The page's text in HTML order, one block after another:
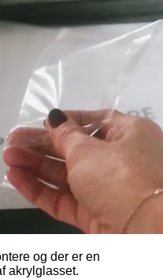
og der er en
akrylglasset.